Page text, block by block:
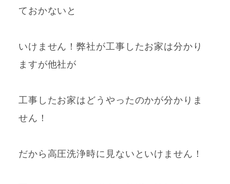
ておかないと
いけません！弊社が工事したお家は分かり
ますが他社が
工事したお家はどうやったのかが分かりま
せん！
だから高圧洗浄時に見ないといけません！